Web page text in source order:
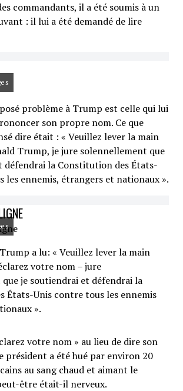
commandants, il a été soumis à un
: il lui a été demandé de lire
problème à Trump est celle qui lui
son propre nom. Ce que
dire était : « Veuillez lever la main
Trump, je jure solennellement que
défendrai la Constitution des États-
les ennemis, étrangers et nationaux ».
a lu: « Veuillez lever la main
votre nom – jure
je soutiendrai et défendrai la
États-Unis contre tous les ennemis
».
votre nom » au lieu de dire son
président a été hué par environ 20
au sang chaud et aimant le
être était-il nerveux.